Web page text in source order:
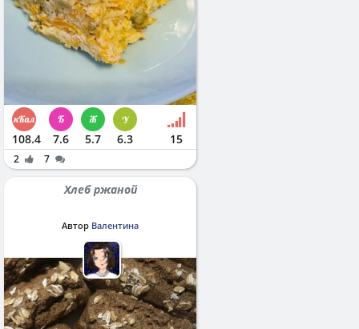
108.4 7.6 5.7 6.3 15
2 7
Хлеб ржаной
Автор Валентина